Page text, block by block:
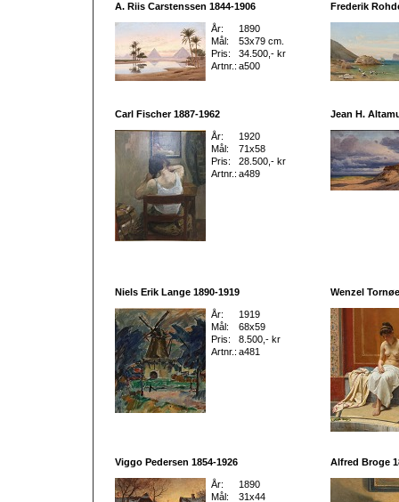
A. Riis Carstenssen 1844-1906
År:
1890
Mål:
53x79 cm.
Pris:
34.500,- kr
Artnr.: a500
Frederik
Carl Fischer 1887-1962
År:
1920
Mål:
71x58
Pris:
28.500,- kr
Artnr.: a489
Jean H.
Niels Erik Lange 1890-1919
År:
1919
Mål:
68x59
Pris:
8.500,- kr
Artnr.: a481
Wenzel
Viggo Pedersen 1854-1926
År:
1890
Mål:
31x44
Alfred Broge